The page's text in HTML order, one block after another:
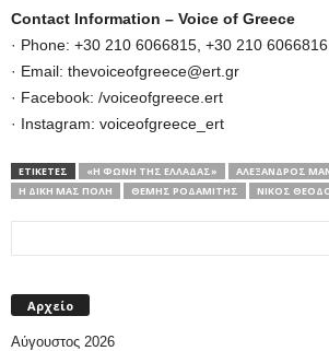
Contact Information – Voice of Greece
· Phone: +30 210 6066815, +30 210
· Email: thevoiceofgreece@ert.gr
· Facebook: /voiceofgreece.ert
· Instagram: voiceofgreece_ert
ΕΤΙΚΕΤΕΣ «Η ΦΩΝΉ ΤΗΣ ΕΛΛΆΔΑΣ»
ΑΛΈΞΑΝΔΡΟΣ
Η ΔΙΚΉ ΜΑΣ ΠΌΛΗ
ΘΈΜΗΣ ΡΟΔΑΜΊΤΗΣ ΝΊΚΟΣ
Αρχείο
Αύγουστος 2026